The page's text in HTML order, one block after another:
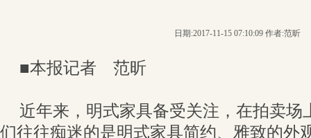
日期:2017-11-15 07:10:09 作者:范昕
■本报记者 范昕
近年来，明式家具备受关注，在拍卖场
们往往痴迷的是明式家具简约、雅致的外